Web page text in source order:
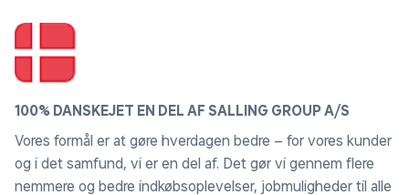
100% DANSKEJET EN DEL AF SALLING GROUP A/S
Vores formål er at gøre hverdagen bedre – for vores kunder
og i det samfund, vi er en del af. Det gør vi gennem flere
nemmere og bedre indkøbsoplevelser, jobmuligheder til alle